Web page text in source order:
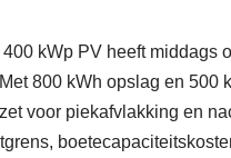
kWp PV heeft middags
800 kWh opslag en 500
voor piekafvlakking en